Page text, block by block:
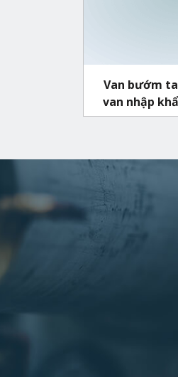
Van bướm
van nhập